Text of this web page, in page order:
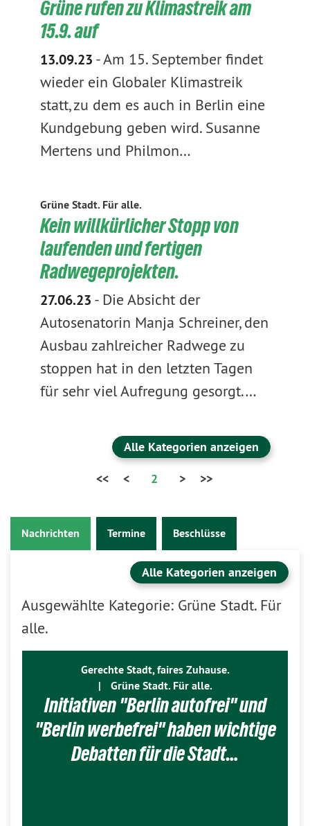
Grüne rufen zu Klimastreik am
15.9. auf
13.09.23 -Am 15. September findet
wieder ein Globaler Klimastreik
statt, zu dem es auch in Berlin eine
Kundgebung geben wird. Susanne
Mertens und Philmon…
Grüne Stadt. Für alle.
Kein willkürlicher Stopp von
laufenden und fertigen
Radwegeprojekten.
27.06.23 - Die Absicht der
Autosenatorin Manja Schreiner, den
Ausbau zahlreicher Radwege zu
stoppen hat in den letzten Tagen
für sehr viel Aufregung gesorgt.…
Alle Kategorien anzeigen
<<
< 2 > >>
Nachrichten Termine Beschlüsse
Alle Kategorien anzeigen
Ausgewählte Kategorie: Grüne Stadt. Für
alle.
Gerechte Stadt, faires Zuhause.
|
Grüne Stadt. Für alle.
Initiativen "Berlin autofrei" und
"Berlin werbefrei" haben wichtige
Debatten für die Stadt…